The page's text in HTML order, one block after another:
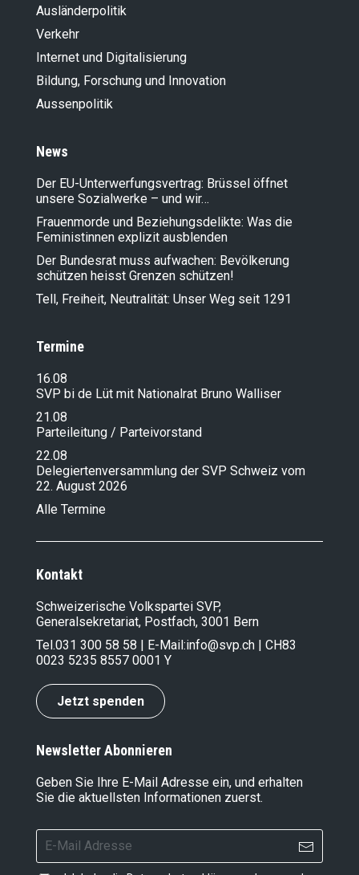
Ausländer­politik
Verkehr
Internet und Digitalisierung
Bildung, Forschung und Innovation
Aussenpolitik
News
Der EU-Unterwerfungsvertrag: Brüssel öffnet
unsere Sozialwerke – und wir…
Frauenmorde und Beziehungsdelikte: Was die
Feministinnen explizit ausblenden
Der Bundesrat muss aufwachen: Bevölkerung
schützen heisst Grenzen schützen!
Tell, Freiheit, Neutralität: Unser Weg seit 1291
Termine
16.08
SVP bi de Lüt mit Nationalrat Bruno Walliser
21.08
Parteileitung / Parteivorstand
22.08
Delegiertenversammlung der SVP Schweiz vom
22. August 2026
Alle Termine
Kontakt
Schweizerische Volkspartei SVP,
Generalsekretariat, Postfach, 3001 Bern
Tel.031 300 58 58 | E-Mail:info@svp.ch | CH83
0023 5235 8557 0001 Y
Jetzt spenden
Newsletter Abonnieren
Geben Sie Ihre E-Mail Adresse ein, und erhalten
Sie die aktuellsten Informationen zuerst.